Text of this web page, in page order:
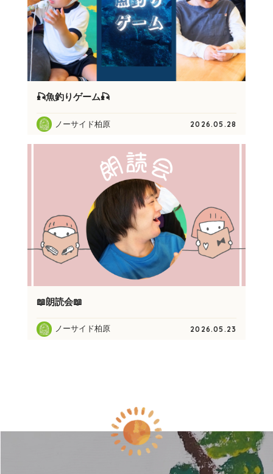
🎣魚釣りゲーム🎣
ノーサイド柏原 2026.05.28
📖朗読会📖
ノーサイド柏原 2026.05.23